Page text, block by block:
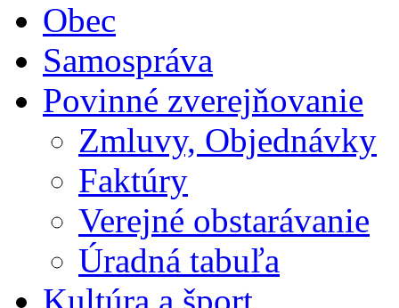
Obec
Samospráva
Povinné zverejňovanie
Zmluvy, Objednávky
Faktúry
Verejné obstarávanie
Úradná tabuľa